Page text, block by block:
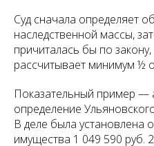
Суд сначала определяет
наследственной массы,
причиталась бы по
рассчитывает минимум ½
Показательный пример —
определение
В деле была установлена
имущества 1 049 590 руб.